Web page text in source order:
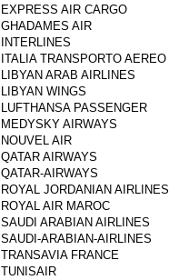
EXPRESS AIR CARGO
GHADAMES AIR
INTERLINES
ITALIA TRANSPORTO AEREO
LIBYAN ARAB AIRLINES
LIBYAN WINGS
LUFTHANSA PASSENGER
MEDYSKY AIRWAYS
NOUVEL AIR
QATAR AIRWAYS
QATAR-AIRWAYS
ROYAL JORDANIAN AIRLINES
ROYAL AIR MAROC
SAUDI ARABIAN AIRLINES
SAUDI-ARABIAN-AIRLINES
TRANSAVIA FRANCE
TUNISAIR